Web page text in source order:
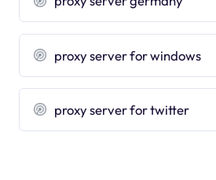
proxy server for windows
proxy server for twitter